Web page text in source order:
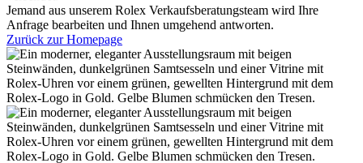
Jemand aus unserem Rolex Verkaufsberatungsteam wird Ihre
Anfrage bearbeiten und Ihnen umgehend antworten.
Zurück zur Homepage